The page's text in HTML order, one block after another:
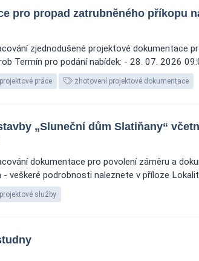
pro propad zatrubněného příkopu
zjednodušené projektové dokumentace
Termín pro podání nabídek: - 28. 07. 2026
projektové práce zhotovení projektové dokumentace
„Sluneční dům Slatiňany“
dokumentace pro povolení záměru a
podrobnosti naleznete v příloze
projektové služby